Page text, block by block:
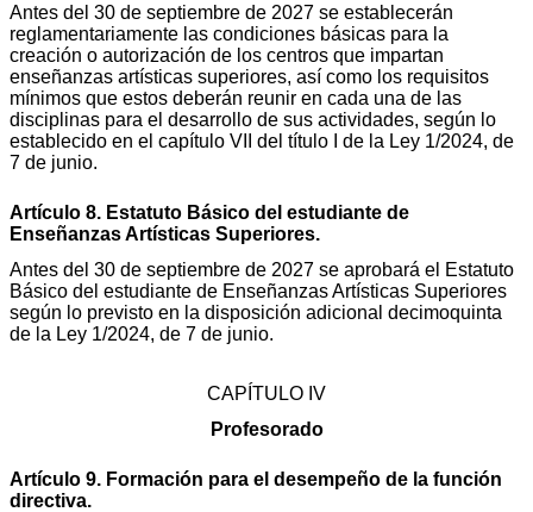
Antes del 30 de septiembre de 2027 se establecerán
reglamentariamente las condiciones básicas para la
creación o autorización de los centros que impartan
enseñanzas artísticas superiores, así como los requisitos
mínimos que estos deberán reunir en cada una de las
disciplinas para el desarrollo de sus actividades, según lo
establecido en el capítulo VII del título I de la Ley 1/2024, de
7 de junio.
Artículo 8. Estatuto Básico del estudiante de
Enseñanzas Artísticas Superiores.
Antes del 30 de septiembre de 2027 se aprobará el Estatuto
Básico del estudiante de Enseñanzas Artísticas Superiores
según lo previsto en la disposición adicional decimoquinta
de la Ley 1/2024, de 7 de junio.
CAPÍTULO IV
Profesorado
Artículo 9. Formación para el desempeño de la función
directiva.